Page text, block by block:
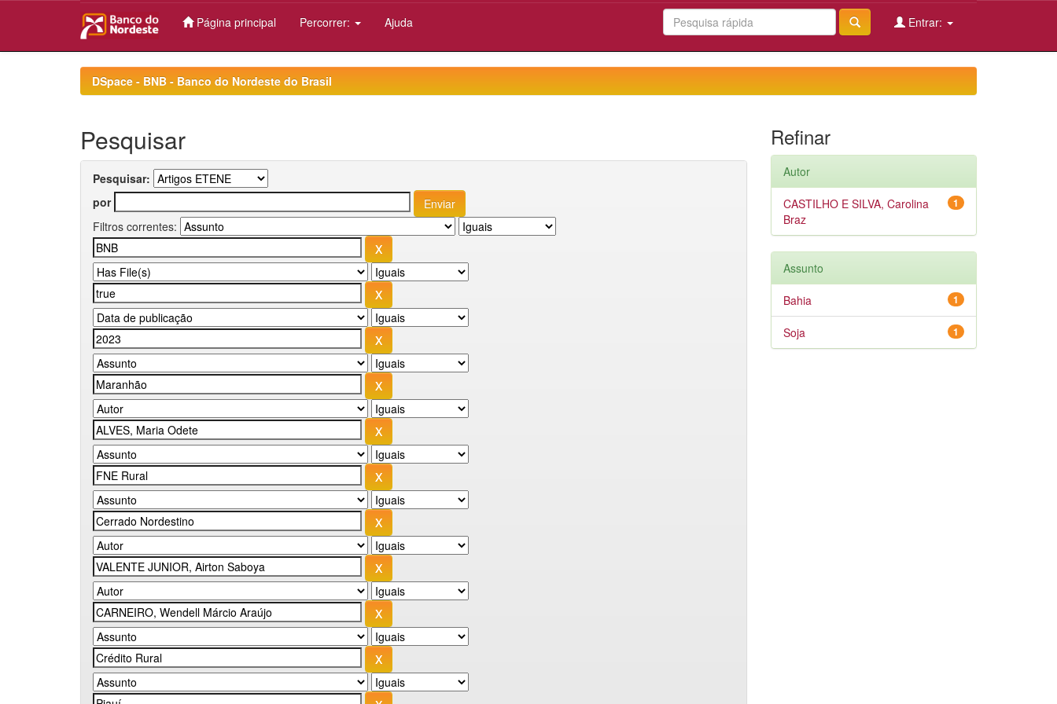
Página principal Percorrer: Ajuda Entrar:
DSpace - BNB - Banco do Nordeste do Brasil
Pesquisar
Pesquisar:
por
Filtros correntes:
Refinar
Autor
1
CASTILHO E SILVA, Carolina
Braz
Assunto
1
Bahia
1
Soja